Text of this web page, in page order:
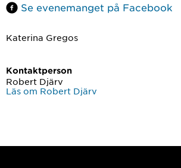
Se evenemanget på Facebook
Katerina Gregos
Kontaktperson
Robert Djärv
Läs om Robert Djärv